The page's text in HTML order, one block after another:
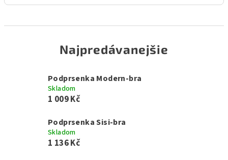
Najpredávanejšie
Podprsenka Modern-bra
Skladom
1 009 Kč
Podprsenka Sisi-bra
Skladom
1 136 Kč